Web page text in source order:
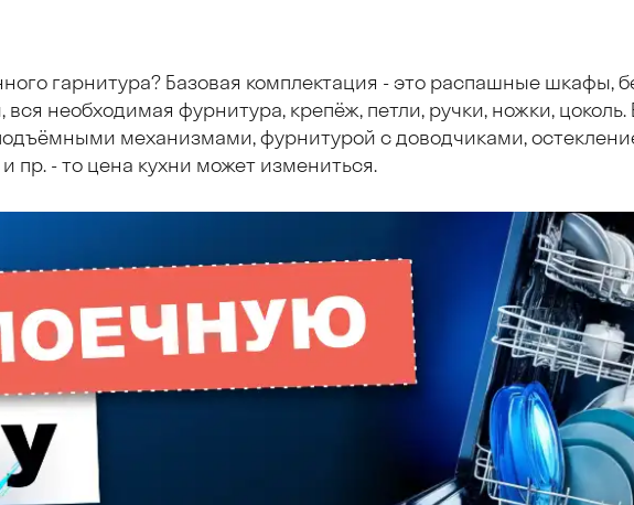
гарнитура? Базовая комплектация - это распашные шкафы,
необходимая фурнитура, крепёж, петли, ручки, ножки, цоколь.
механизмами, фурнитурой с доводчиками,
пр. - то цена кухни может измениться.